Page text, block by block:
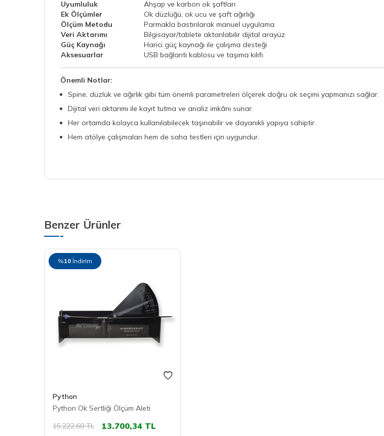
Uyumluluk
Ahşap ve karbon ok şaftları
Ek Ölçümler
Ok düzlüğü, ok ucu ve şaft ağırlığı
Ölçüm Metodu
Parmakla bastırılarak manuel uygulama
Veri Aktarımı
Bilgisayar/tablete aktarılabilir dijital arayüz
Güç Kaynağı
Harici güç kaynağı ile çalışma desteği
Aksesuarlar
USB bağlantı kablosu ve taşıma kılıfı
Önemli Notlar:
Spine, düzlük ve ağırlık gibi tüm önemli parametreleri ölçerek doğru ok seçimi yapmanızı sağlar.
Dijital veri aktarımı ile kayıt tutma ve analiz imkânı sunar.
Her ortamda kolayca kullanılabilecek taşınabilir ve dayanıklı yapıya sahiptir.
Hem atölye çalışmaları hem de saha testleri için uygundur.
Benzer Ürünler
%10 İndirim
Python
Python Ok Sertliği Ölçüm Aleti
15.222,60TL 13.700,34 TL